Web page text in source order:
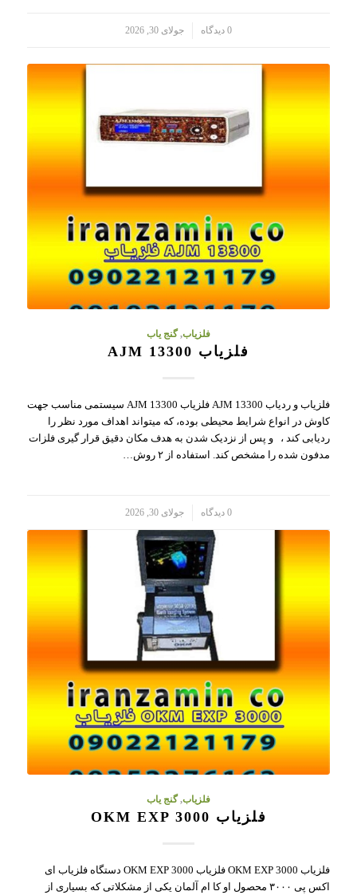
0 دیدگاه جولای 30, 2026
فلزیاب,گنج یاب
فلزیاب AJM 13300
فلزیاب و ردیاب AJM 13300 فلزیاب AJM 13300 سیستمی مناسب جهت
کاوش در انواع شرایط محیطی بوده، که میتواند اهداف مورد نظر را
ردیابی کند ، و پس از نزدیک شدن به هدف مکان دقیق قرار گیری فلزات
مدفون شده را مشخص کند. استفاده از ۲ روش…
0 دیدگاه جولای 30, 2026
فلزیاب, گنج یاب
فلزیاب OKM EXP 3000
فلزیاب OKM EXP 3000 فلزیاب OKM EXP 3000 دستگاه فلزیاب ای
اکس پی ۳۰۰۰ محصول او کا ام آلمان یکی از مشکلاتی که بسیاری از